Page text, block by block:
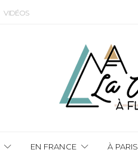
VIDÉOS
EN FRANCE À PARIS